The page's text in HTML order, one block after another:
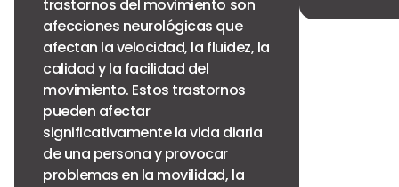
trastornos del movimiento son
afecciones neurológicas que
afectan la velocidad, la fluidez, la
calidad y la facilidad del
movimiento. Estos trastornos
pueden afectar
significativamente la vida diaria
de una persona y provocar
problemas en la movilidad, la